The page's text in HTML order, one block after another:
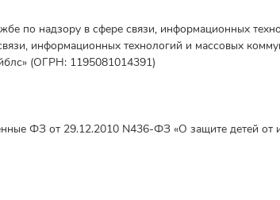
по надзору в сфере связи, информационных
информационных технологий и массовых
(ОГРН: 1195081014391)
ФЗ от 29.12.2010 N436-ФЗ «О защите детей